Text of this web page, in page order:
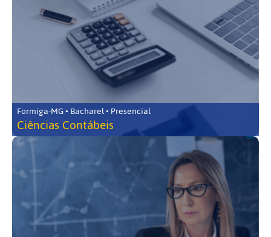
Formiga-MG • Bacharel • Presencial
Ciências Contábeis